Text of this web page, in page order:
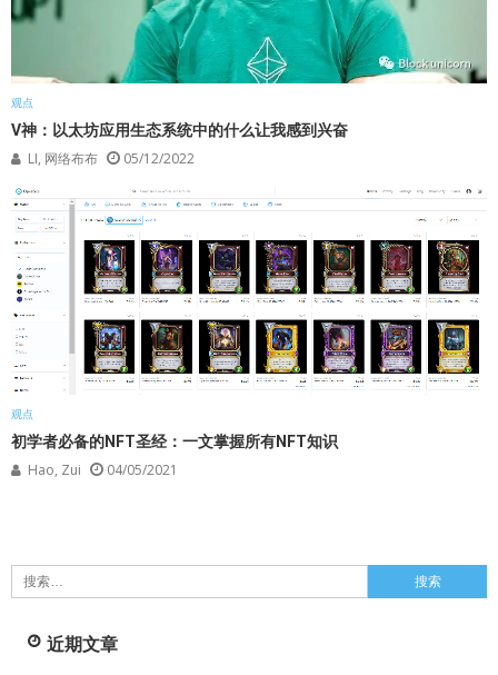
观点
V神：以太坊应用生态系统中的什么让我感到兴奋
LI, 网络布布 05/12/2022
观点
初学者必备的NFT圣经：一文掌握所有NFT知识
Hao, Zui 04/05/2021
搜
索：
近期文章